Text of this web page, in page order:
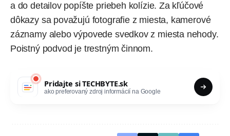
a do detailov popíšte priebeh kolízie. Za kľúčové
dôkazy sa považujú fotografie z miesta, kamerové
záznamy alebo výpovede svedkov z miesta nehody.
Poistný podvod je trestným činnom.
Pridajte siTECHBYTE.sk
ako preferovaný zdroj informácií na Google